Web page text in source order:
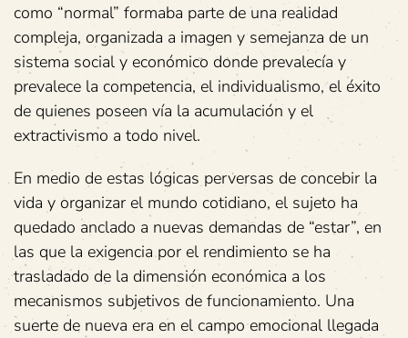
como “normal” formaba parte de una realidad
compleja, organizada a imagen y semejanza de un
sistema social y económico donde prevalecía y
prevalece la competencia, el individualismo, el éxito
de quienes poseen vía la acumulación y el
extractivismo a todo nivel.
En medio de estas lógicas perversas de concebir la
vida y organizar el mundo cotidiano, el sujeto ha
quedado anclado a nuevas demandas de “estar”, en
las que la exigencia por el rendimiento se ha
trasladado de la dimensión económica a los
mecanismos subjetivos de funcionamiento. Una
suerte de nueva era en el campo emocional llegada